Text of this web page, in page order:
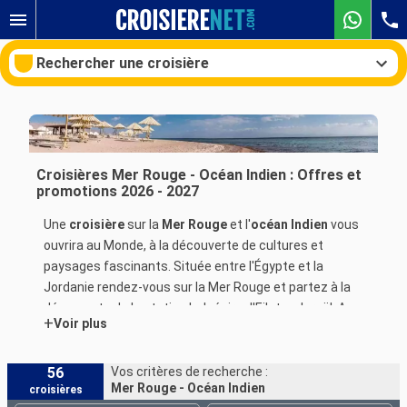
Rechercher une croisière
Mois de départ
Ports Compagnies
Rechercher
Croisières Mer Rouge - Océan Indien : Offres et
promotions 2026 - 2027
Une croisièresur la Mer Rougeet l'océan Indien vous
ouvrira au Monde, à la découverte de cultures et
paysages fascinants. Située entre l'Égypte et la
Jordanie rendez-vous sur la Mer Rouge et partez à la
découverte de la station balnéaire d'Eilat en Israël. Au-
delà de la richesse de sa faune marine, Eilat vous
Au coeur de cette région, vous pourrez également
découvrir la ville d'Aqaba en Jordanie, qui occupe une
+Voir plus
56
croisières
Vos critères de recherche :
Mer Rouge - Océan Indien